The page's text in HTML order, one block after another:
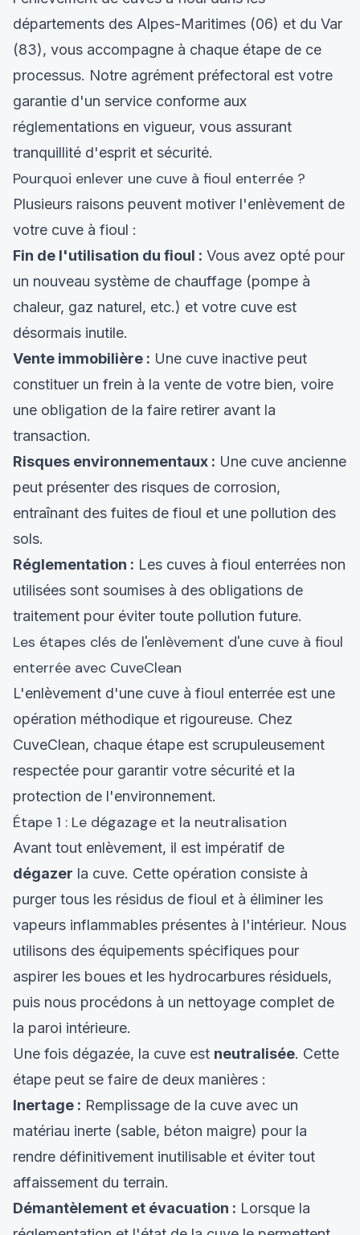
départements des Alpes-Maritimes (06) et du Var
(83), vous accompagne à chaque étape de ce
processus. Notre agrément préfectoral est votre
garantie d'un service conforme aux
réglementations en vigueur, vous assurant
tranquillité d'esprit et sécurité.
Pourquoi enlever une cuve à fioul enterrée ?
Plusieurs raisons peuvent motiver l'enlèvement de
votre cuve à fioul :
Fin de l'utilisation du fioul : Vous avez opté pour
un nouveau système de chauffage (pompe à
chaleur, gaz naturel, etc.) et votre cuve est
désormais inutile.
Vente immobilière : Une cuve inactive peut
constituer un frein à la vente de votre bien, voire
une obligation de la faire retirer avant la
transaction.
Risques environnementaux : Une cuve ancienne
peut présenter des risques de corrosion,
entraînant des fuites de fioul et une pollution des
sols.
Réglementation : Les cuves à fioul enterrées non
utilisées sont soumises à des obligations de
traitement pour éviter toute pollution future.
Les étapes clés de l'enlèvement d'une cuve à fioul
enterrée avec CuveClean
L'enlèvement d'une cuve à fioul enterrée est une
opération méthodique et rigoureuse. Chez
CuveClean, chaque étape est scrupuleusement
respectée pour garantir votre sécurité et la
protection de l'environnement.
Étape 1 : Le dégazage et la neutralisation
Avant tout enlèvement, il est impératif de
dégazer la cuve. Cette opération consiste à
purger tous les résidus de fioul et à éliminer les
vapeurs inflammables présentes à l'intérieur. Nous
utilisons des équipements spécifiques pour
aspirer les boues et les hydrocarbures résiduels,
puis nous procédons à un nettoyage complet de
la paroi intérieure.
Une fois dégazée, la cuve est neutralisée. Cette
étape peut se faire de deux manières :
Inertage : Remplissage de la cuve avec un
matériau inerte (sable, béton maigre) pour la
rendre définitivement inutilisable et éviter tout
affaissement du terrain.
Démantèlement et évacuation : Lorsque la